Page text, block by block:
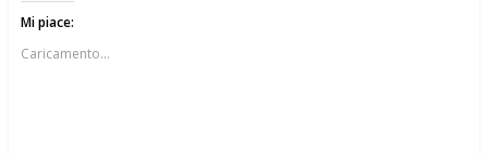
Mi piace:
Caricamento...